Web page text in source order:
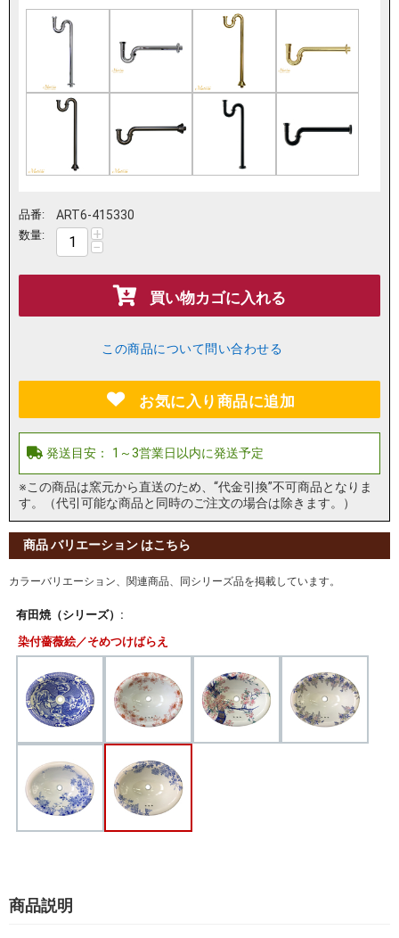
品番: ART6-415330
数量: +
−
買い物カゴに入れる
この商品について問い合わせる
お気に入り商品に追加
※この商品は窯元から直送のため、“代金引換”不可商品となりま
す。（代引可能な商品と同時のご注文の場合は除きます。）
商品 バリエーション はこちら
カラーバリエーション、関連商品、同シリーズ品を掲載しています。
有田焼（シリーズ）:
染付薔薇絵／そめつけばらえ
商品説明